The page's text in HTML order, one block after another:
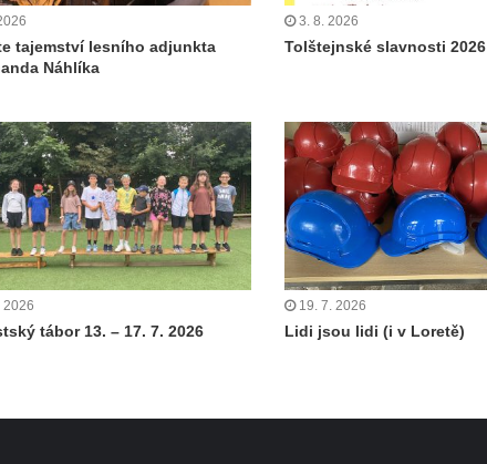
tajemství lesního adjunkta
Náhlíka
3. 8. 2026
Tolštejnské slavnosti 2026
2026
tábor 13. – 17. 7. 2026
19. 7. 2026
Lidi jsou lidi (i v Loretě)